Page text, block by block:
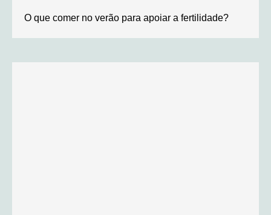
O que comer no verão para apoiar a fertilidade?